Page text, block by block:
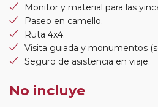
Monitor y material para las
Paseo en camello.
Ruta 4x4.
Visita guiada y monumentos
Seguro de asistencia en viaje.
No incluye